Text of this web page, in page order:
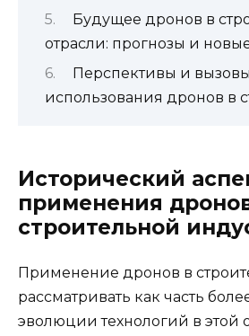
Будущее дронов в
отрасли: прогнозы и
Перспективы и вызовы
использования дронов в
Исторический
применения
строительной
Применение дронов в
рассматривать как часть
эволюции технологий в этой